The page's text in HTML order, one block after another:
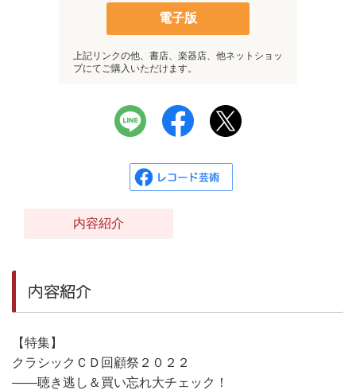
電子版
上記リンクの他、書店、楽器店、他ネットショッ
プにてご購入いただけます。
内容紹介
内容紹介
【特集】
クラシックＣＤ回顧祭２０２２
――聴き逃し＆買い忘れ大チェック！